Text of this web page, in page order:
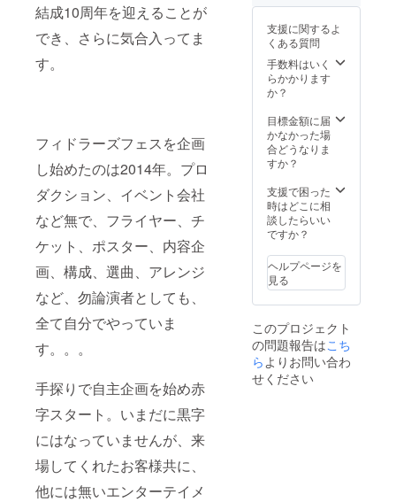
結成10周年を迎えることが
でき、さらに気合入ってま
す。
フィドラーズフェスを企画
し始めたのは2014年。プロ
ダクション、イベント会社
など無で、フライヤー、チ
ケット、ポスター、内容企
画、構成、選曲、アレンジ
など、勿論演者としても、
全て自分でやっていま
す。。。
手探りで自主企画を始め赤
字スタート。いまだに黒字
にはなっていませんが、来
場してくれたお客様共に、
他には無いエンターテイメ
◆主な活動
◆（コン
サート、ラ
イブ、イベ
ントなど）
名古屋ブ
ルーノー
ト、名古屋
市芸創セン
ター、フィ
フェス・コ
ンサート at
名古屋千種
文化小劇
場、ホテル
フォレス
タ、大阪ATC
支援に関するよ
くある質問
手数料はいく
らかかります
か？
目標金額に届
かなかった場
合どうなりま
すか？
支援で困った
時はどこに相
談したらいい
ですか？
ヘルプページを
見る
このプロジェクト
の問題報告はこち
らよりお問い合わ
せください